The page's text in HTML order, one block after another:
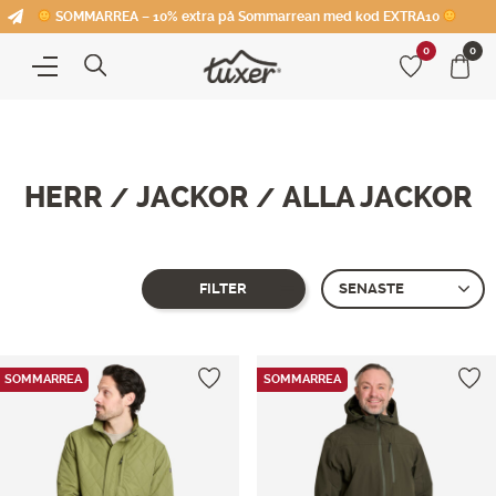
SOMMARREA – 10% extra på Sommarrean med kod EXTRA10
0 0
HERR / JACKOR / ALLA JACKOR
of 20 produkter
FILTER
SOMMARREA SOMMARREA